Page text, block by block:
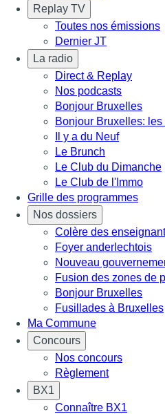
Replay TV
Toutes nos émissions
Dernier JT
La radio
Direct & Replay
Nos podcasts
Bonjour Bruxelles
Bonjour Bruxelles:
Il y a du Neuf
Le Brunch
Le Club du Dimanche
Le Club de l'Immo
Grille des programmes
Nos dossiers
Colère des
Foyer anderlechtois
Nouveau
Fusion des zones de
Bonjour Bruxelles
Fusillades à Bruxelles
Ma Commune
Concours
Nos concours
Règlement
BX1
Connaître BX1